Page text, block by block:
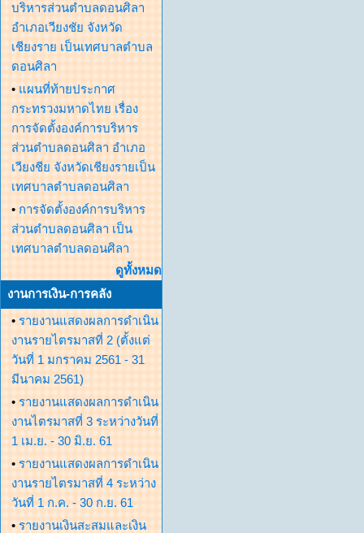
บริหารส่วนตำบลดอนศิลา
อำเภอเวียงชัย จังหวัด
เชียงราย เป็นเทศบาลตำบล
ดอนศิลา
• แผนที่ท้ายประกาศ
กระทรวงมหาดไทย เรื่อง
การจัดตั้งองค์การบริหาร
ส่วนตำบลดอนศิลา อำเภอ
เวียงชีย จังหวัดเชียงรายเป็น
เทศบาลตำบลดอนศิลา
• การจัดตั้งองค์การบริหาร
ส่วนตำบลดอนศิลา เป็น
เทศบาลตำบลดอนศิลา
ดูทั้งหมด
งานการเงิน-การคลัง
• รายงานแสดงผลการดำเนิน
งานรายไตรมาสที่ 2 (ตั้งแต่
วันที่ 1 มกราคม 2561 - 31
มีนาคม 2561)
• รายงานแสดงผลการดำเนิน
งานไตรมาสที่ 3 ระหว่างวันที่
1 เม.ย. - 30 มิ.ย. 61
• รายงานแสดงผลการดำเนิน
งานรายไตรมาสที่ 4 ระหว่าง
วันที่ 1 ก.ค. - 30 ก.ย. 61
• รายงานเงินสะสมและเงิน